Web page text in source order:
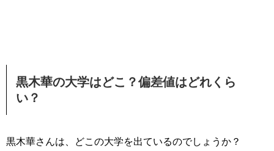
黒木華の大学はどこ？偏差値はどれくら
い？
黒木華さんは、どこの大学を出ているのでしょうか？